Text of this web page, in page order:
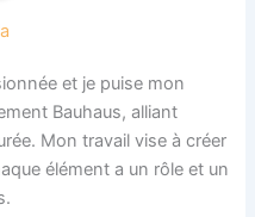
et je puise mon
Bauhaus, alliant
Mon travail vise à créer
élément a un rôle et un